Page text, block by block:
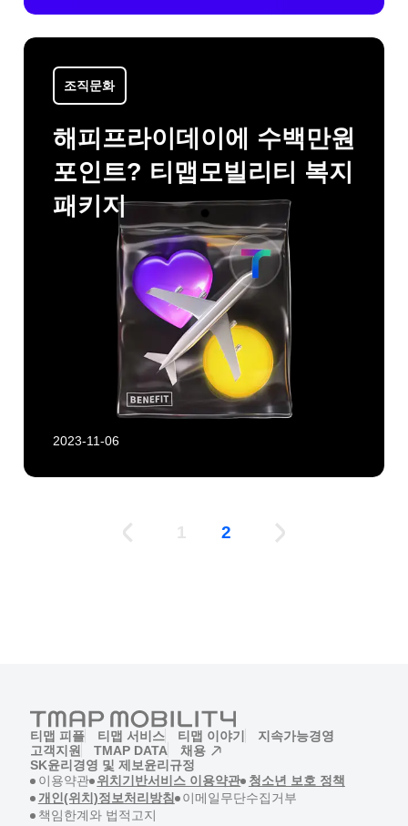
조직문화
해피프라이데이에 수백만원
포인트? 티맵모빌리티 복지
패키지
2023-11-06
1 2
티맵 피플 티맵 서비스 티맵 이야기
지속가능경영
고객지원
TMAP DATA 채용
(새창)
SK윤리경영 및 제보윤리규정
이용약관(새창)
위치기반서비스 이용약관(새창)
청소년 보호 정책(새창)
개인(위치)정보처리방침(새창)
이메일무단수집거부
책임한계와 법적고지